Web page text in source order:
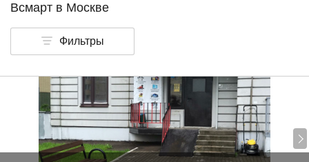
Всмарт в Москве
Фильтры